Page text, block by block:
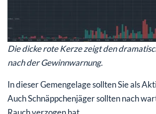
Die dicke rote Kerze zeigt den
nach der Gewinnwarnung.
In dieser Gemengelage sollten Sie als
Auch Schnäppchenjäger sollten nach